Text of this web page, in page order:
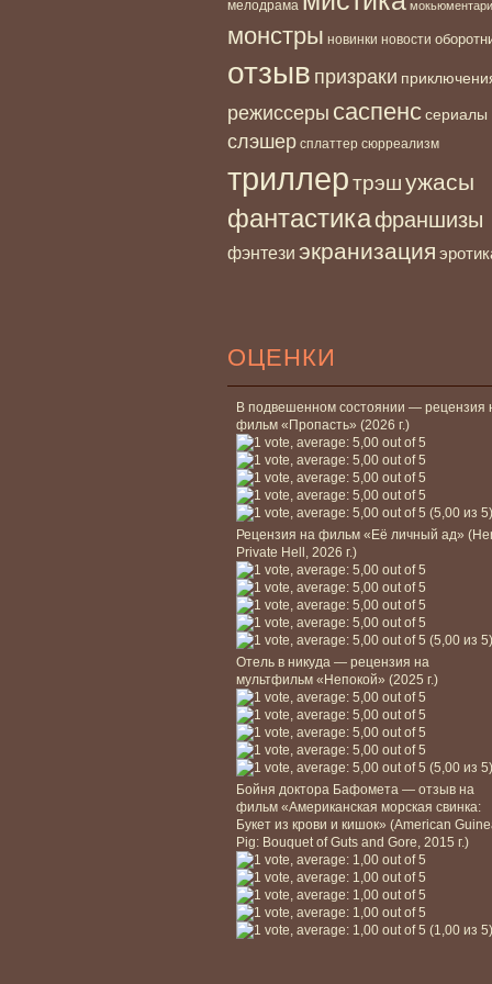
мелодрама мокьюментари
монстры новинки новости
отзыв призраки
режиссеры саспенссериалы
слэшер сплаттер сюрреализм
триллертрэшужасы
фантастикафраншизы
фэнтези экранизация
ОЦЕНКИ
В подвешенном состоянии — рецензия
фильм «Пропасть» (2026 г.)
(5,00 из 5)
Рецензия на фильм «Её личный ад»
Private Hell, 2026 г.)
(5,00 из 5)
Отель в никуда — рецензия на
мультфильм «Непокой» (2025 г.)
(5,00 из 5)
Бойня доктора Бафомета — отзыв на
фильм «Американская морская свинка:
Букет из крови и кишок» (American
Pig: Bouquet of Guts and Gore, 2015 г.)
(1,00 из 5)